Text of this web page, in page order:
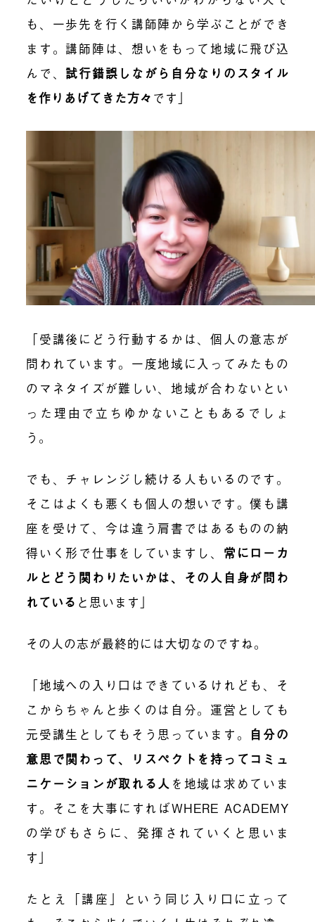
も、一歩先を行く講師陣から学ぶことができ
ます。講師陣は、想いをもって地域に飛び込
んで、 試行錯誤しながら自分なりのスタイル
を作りあげてきた方々 です」
「受講後にどう行動するかは、個人の意志が
問われています。一度地域に入ってみたもの
のマネタイズが難しい、地域が合わないとい
った理由で立ちゆかないこともあるでしょ
う。
でも、チャレンジし続ける人もいるのです。
そこはよくも悪くも個人の想いです。僕も講
座を受けて、今は違う肩書ではあるものの納
得いく形で仕事をしていますし、 常にローカ
ルとどう関わりたいかは、その人自身が問わ
れている と思います」
その人の志が最終的には大切なのですね。
「地域への入り口はできているけれども、そ
こからちゃんと歩くのは自分。運営としても
元受講生としてもそう思っています。 自分の
意思で関わって、リスペクトを持ってコミュ
ニケーションが取れる人 を地域は求めていま
す。そこを大事にすればWHERE ACADEMY
の学びもさらに、発揮されていくと思いま
す」
たとえ「講座」という同じ入り口に立って